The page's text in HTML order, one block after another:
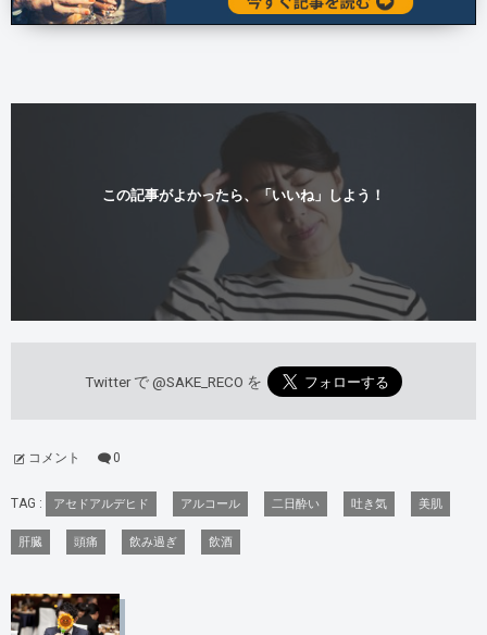
この記事がよかったら、「いいね」しよう！
Twitter で@SAKE_RECO を
コメント 0
TAG : アセドアルデヒド アルコール 二日酔い 吐き気 美肌
肝臓 頭痛 飲み過ぎ 飲酒